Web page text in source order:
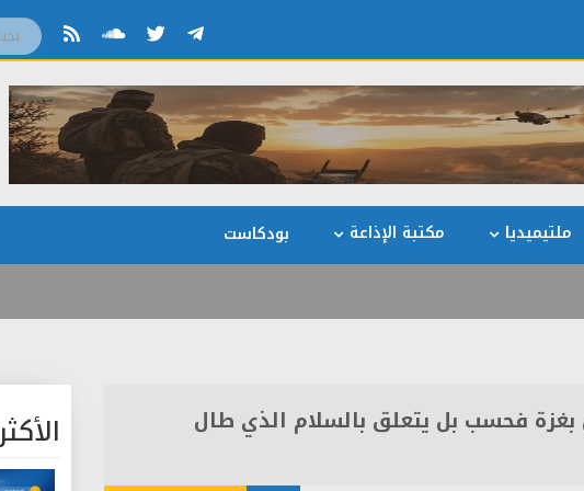
ملتيميديا مكتبة الإذاعة بودكاست
بغزة فحسب بل يتعلق بالسلام الذي طال